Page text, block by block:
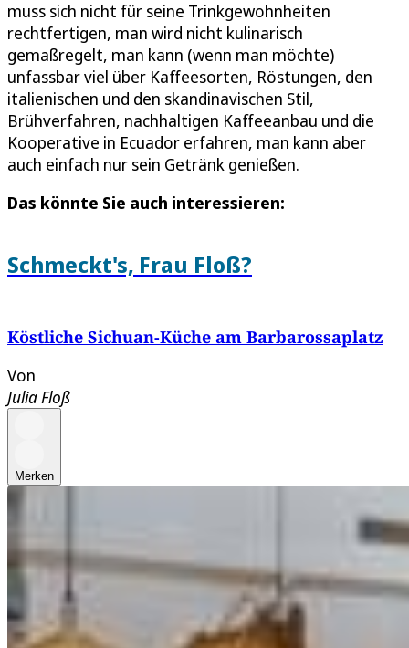
muss sich nicht für seine Trinkgewohnheiten
rechtfertigen, man wird nicht kulinarisch
gemaßregelt, man kann (wenn man möchte)
unfassbar viel über Kaffeesorten, Röstungen, den
italienischen und den skandinavischen Stil,
Brühverfahren, nachhaltigen Kaffeeanbau und die
Kooperative in Ecuador erfahren, man kann aber
auch einfach nur sein Getränk genießen.
Das könnte Sie auch interessieren:
Schmeckt's, Frau Floß?
Köstliche Sichuan-Küche am Barbarossaplatz
Von
Julia Floß
Merken